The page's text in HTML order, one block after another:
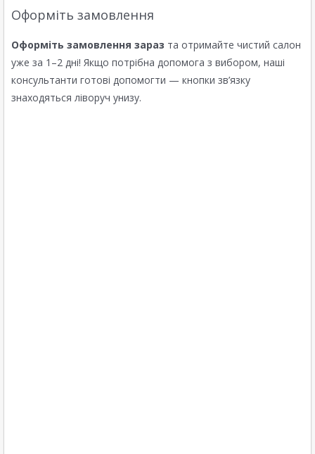
Оформіть замовлення
Оформіть замовлення зараз та отримайте чистий салон
уже за 1–2 дні! Якщо потрібна допомога з вибором, наші
консультанти готові допомогти — кнопки зв’язку
знаходяться ліворуч унизу.